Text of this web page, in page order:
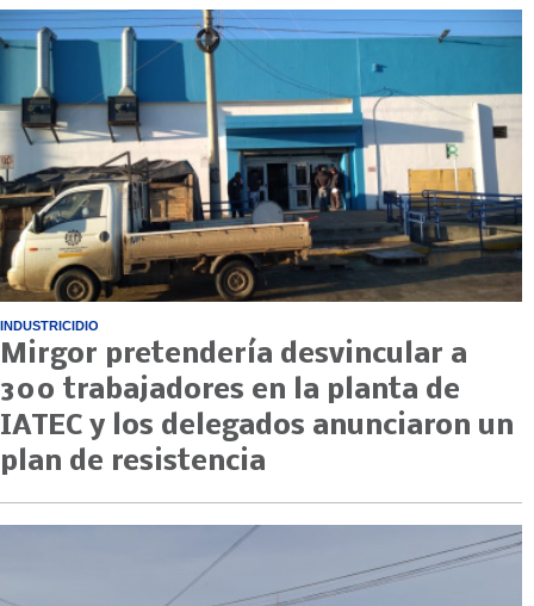
INDUSTRICIDIO
Mirgor pretendería desvincular a
300 trabajadores en la planta de
IATEC y los delegados anunciaron un
plan de resistencia